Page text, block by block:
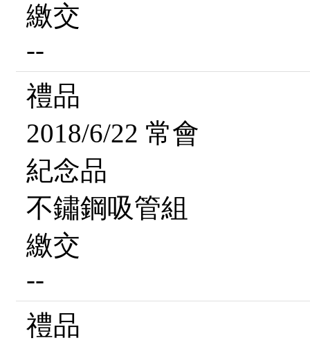
繳交
--
禮品
2018/6/22 常會
紀念品
不鏽鋼吸管組
繳交
--
禮品